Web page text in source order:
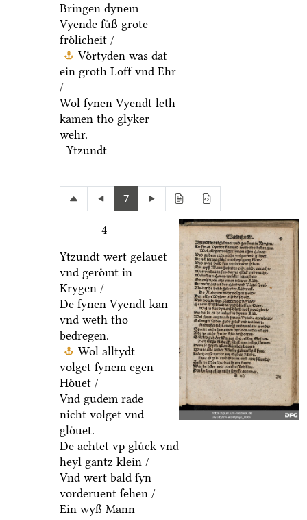
Bringen dynem
Vyende ſuͤß grote
froͤlicheit /
Voͤrtyden was dat
ein groth Loff vnd Ehr
/
Wol ſynen Vyendt leth
kamen tho glyker
wehr.
Ytzundt
7
4
Ytzundt wert gelauet
vnd geroͤmt in
Krygen /
De ſynen Vyendt kan
vnd weth tho
bedregen.
Wol alltydt
volget ſynem egen
Hoͤuet /
Vnd gudem rade
nicht volget vnd
gloͤuet.
De achtet vp gluͤck vnd
heyl gantz klein /
Vnd wert bald ſyn
vorderuent ſehen /
Ein wyß Mann